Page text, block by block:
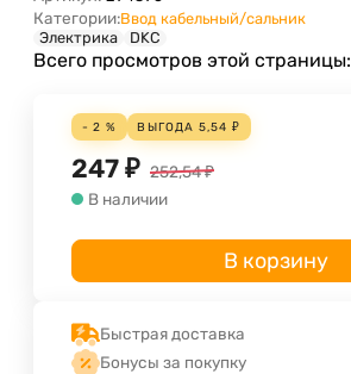
Категории:Ввод кабельный/сальник
Электрика
DKC
Всего просмотров этой страницы:
- 2 % ВЫГОДА 5,54 ₽
247 ₽ 252,54₽
В наличии
В корзину
Быстрая доставка
Бонусы за покупку